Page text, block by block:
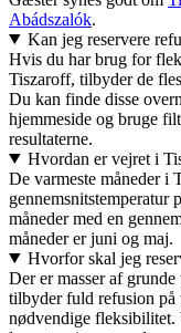
Abádszalók.
Kan jeg reservere
Hvis du har brug for
Tiszaroff, tilbyder de
Du kan finde disse
hjemmeside og bruge
resultaterne.
Hvordan er vejret i
De varmeste måneder i
gennemsnitstemperatur
måneder med en
måneder er juni og maj.
Hvorfor skal jeg
Der er masser af
tilbyder fuld refusion
nødvendige fleksibilitet.